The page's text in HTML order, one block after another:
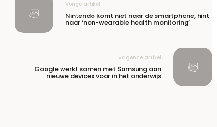
Vorige artikel
Nintendo komt niet naar de smartphone, hint
naar ‘non-wearable health monitoring’
Volgende artikel
Google werkt samen met Samsung aan
nieuwe devices voor in het onderwijs